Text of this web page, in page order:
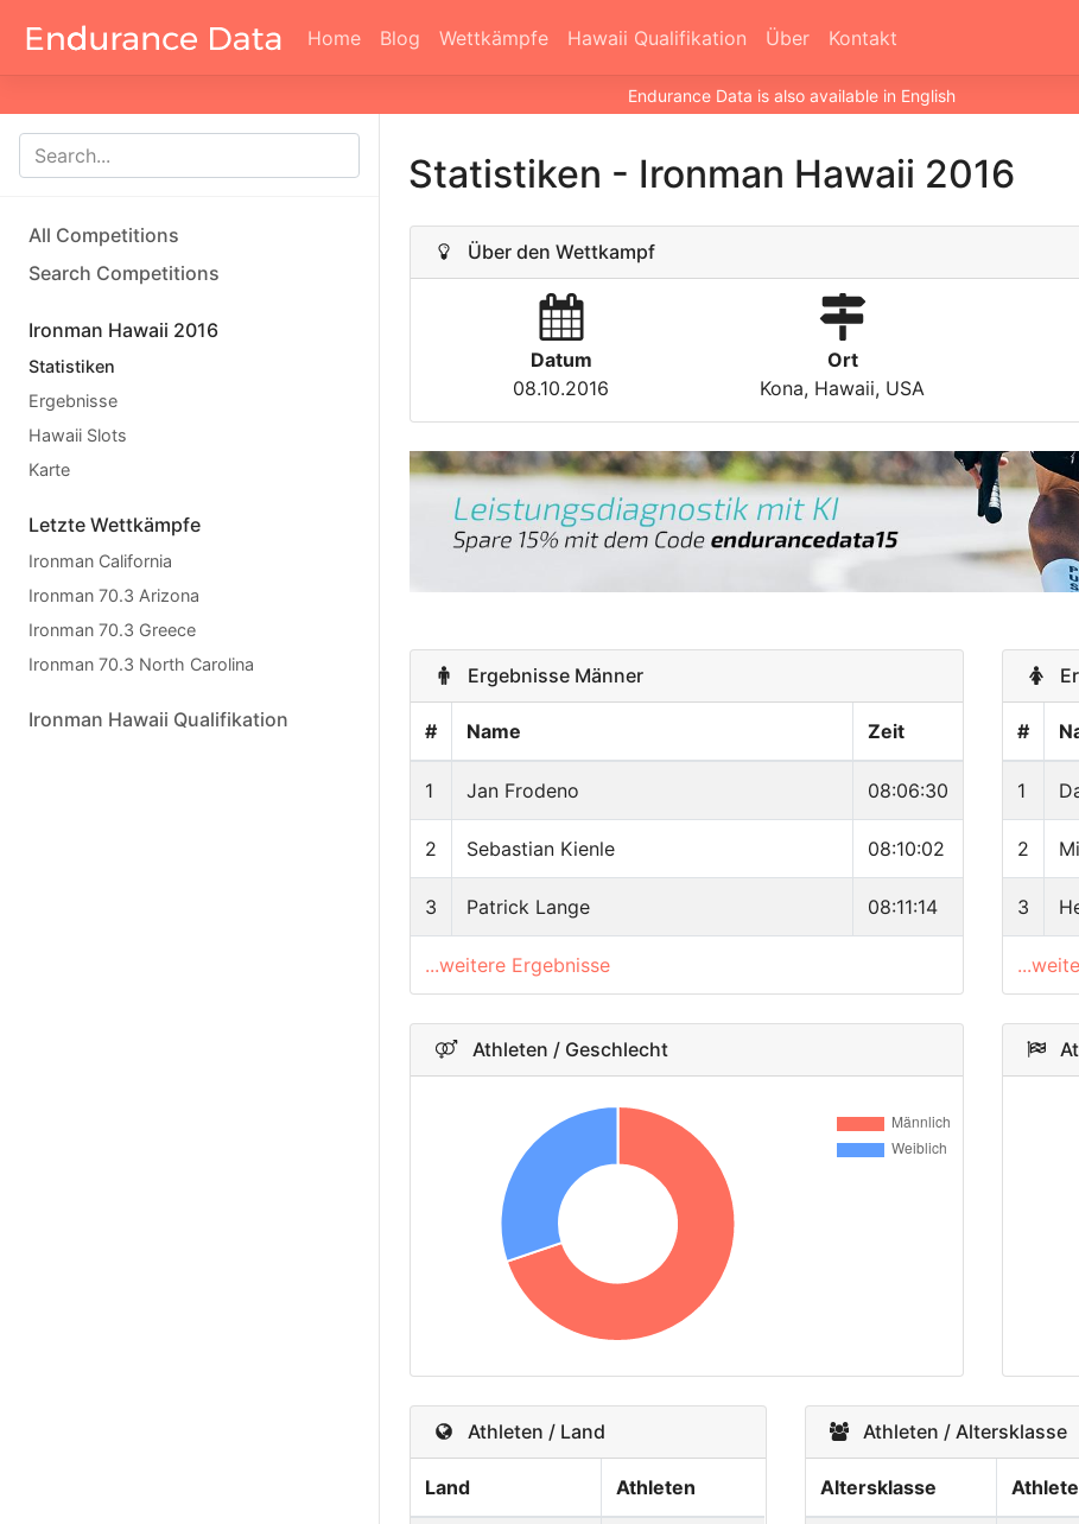
Home Blog Wettkämpfe Hawaii Qualifikation Über Kontakt
Endurance Data is also available in English
All Competitions
Search Competitions
Ironman Hawaii 2016
Statistiken
Ergebnisse
Hawaii Slots
Karte
Letzte Wettkämpfe
Ironman California
Ironman 70.3 Arizona
Ironman 70.3 Greece
Ironman 70.3 North Carolina
Ironman Hawaii Qualifikation
Statistiken - Ironman Hawaii 2016
Über den Wettkampf
Datum
08.10.2016
Ort
Kona, Hawaii, USA
Ergebnisse Männer
# Name Zeit
1 Jan Frodeno 08:06:30
2 Sebastian Kienle 08:10:02
3 Patrick Lange 08:11:14
...weitere Ergebnisse
#
1
2
3
Athleten / Geschlecht
Athleten / Land
Land Athleten
Athleten / Altersklasse
Altersklasse